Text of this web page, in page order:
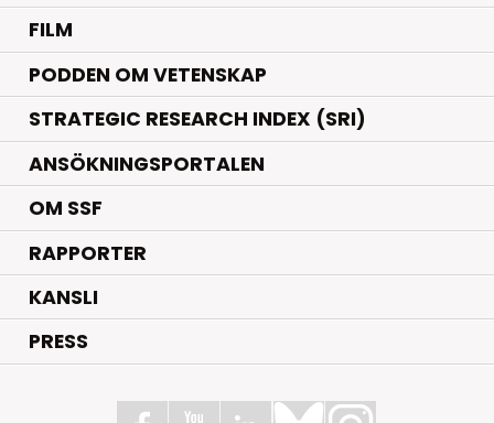
FILM
PODDEN OM VETENSKAP
STRATEGIC RESEARCH INDEX (SRI)
ANSÖKNINGSPORTALEN
OM SSF
RAPPORTER
KANSLI
PRESS